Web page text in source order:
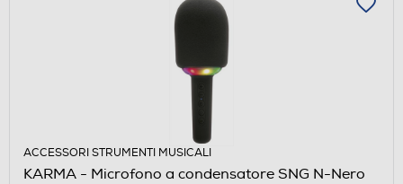
ACCESSORI STRUMENTI MUSICALI
KARMA - Microfono a condensatore SNG N-Nero